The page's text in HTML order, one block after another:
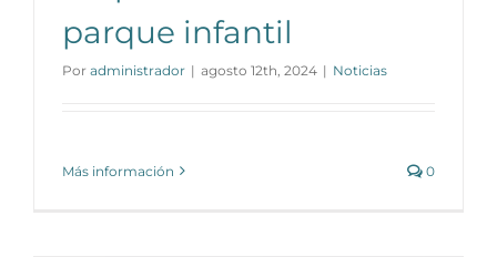
parque infantil
Por administrador | agosto 12th, 2024 | Noticias
Más información 0